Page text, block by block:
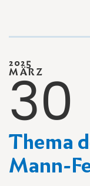
Thema
Mann-
2025
MÄRZ
30